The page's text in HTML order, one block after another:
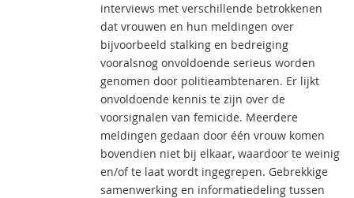
interviews met verschillende betrokkenen
dat vrouwen en hun meldingen over
bijvoorbeeld stalking en bedreiging
vooralsnog onvoldoende serieus worden
genomen door politieambtenaren. Er lijkt
onvoldoende kennis te zijn over de
voorsignalen van femicide. Meerdere
meldingen gedaan door één vrouw komen
bovendien niet bij elkaar, waardoor te weinig
en/of te laat wordt ingegrepen. Gebrekkige
samenwerking en informatiedeling tussen